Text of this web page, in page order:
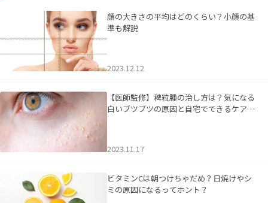
顔の大きさの平均はどのくらい？小顔の基
準も解説
2023.12.12
【医師監修】稗粒腫の治し方は？気になる
白いブツブツの原因と自宅でできるケアに
2023.11.17
ビタミンCは朝つけちゃだめ？日焼けやシ
ミの原因になるってホント？